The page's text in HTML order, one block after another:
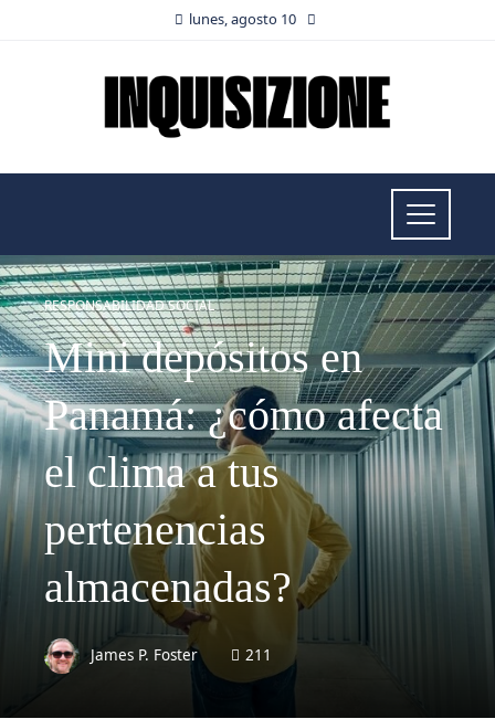
lunes, agosto 10
RESPONSABILIDAD SOCIAL
Mini depósitos en
Panamá: ¿cómo afecta
el clima a tus
pertenencias
almacenadas?
James P. Foster 211